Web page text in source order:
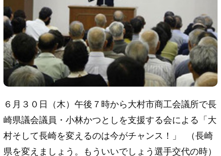
６月３０日（木）午後７時から大村市商工会議所で長
崎県議会議員・小林かつとしを支援する会による「大
村そして長崎を変えるのは今がチャンス！」 （長崎
県を変えましょう。もういいでしょう選手交代の時）